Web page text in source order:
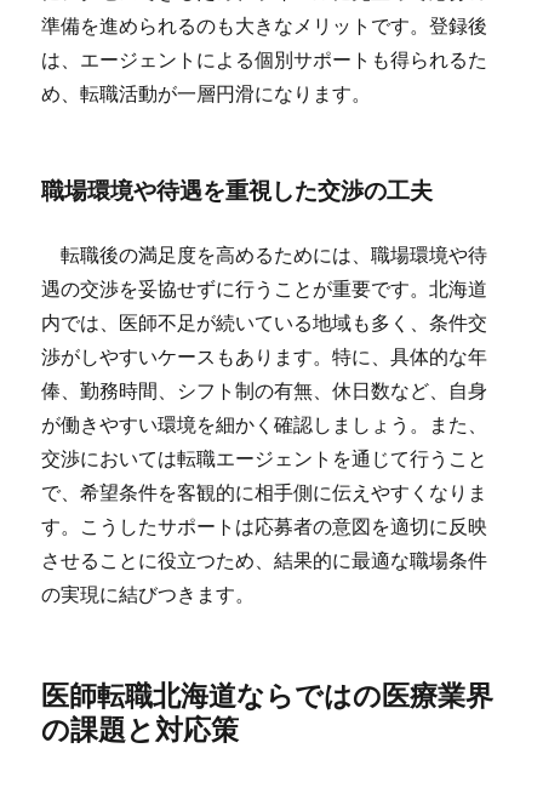
準備を進められるのも大きなメリットです。登録後
は、エージェントによる個別サポートも得られるた
め、転職活動が一層円滑になります。
職場環境や待遇を重視した交渉の工夫
転職後の満足度を高めるためには、職場環境や待
遇の交渉を妥協せずに行うことが重要です。北海道
内では、医師不足が続いている地域も多く、条件交
渉がしやすいケースもあります。特に、具体的な年
俸、勤務時間、シフト制の有無、休日数など、自身
が働きやすい環境を細かく確認しましょう。また、
交渉においては転職エージェントを通じて行うこと
で、希望条件を客観的に相手側に伝えやすくなりま
す。こうしたサポートは応募者の意図を適切に反映
させることに役立つため、結果的に最適な職場条件
の実現に結びつきます。
医師転職北海道ならではの医療業界
の課題と対応策